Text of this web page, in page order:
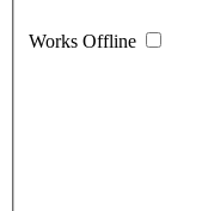
Works Offline